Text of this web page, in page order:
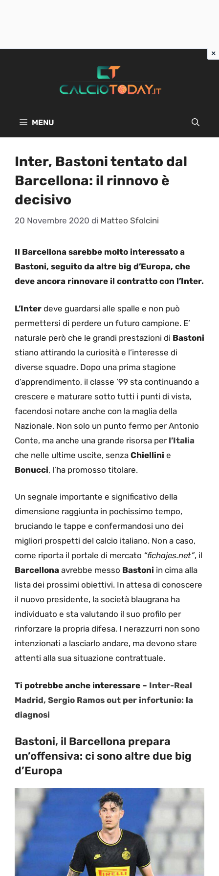
MENU
Inter, Bastoni tentato dal
Barcellona: il rinnovo è
decisivo
20 Novembre 2020 di Matteo Sfolcini
Il Barcellona sarebbe molto interessato a
Bastoni, seguito da altre big d’Europa, che
deve ancora rinnovare il contratto con l’Inter.
L’Inter deve guardarsi alle spalle e non può
permettersi di perdere un futuro campione. E’
naturale però che le grandi prestazioni di Bastoni
stiano attirando la curiosità e l’interesse di
diverse squadre. Dopo una prima stagione
d’apprendimento, il classe ’99 sta continuando a
crescere e maturare sotto tutti i punti di vista,
facendosi notare anche con la maglia della
Nazionale. Non solo un punto fermo per Antonio
Conte, ma anche una grande risorsa per l’Italia
che nelle ultime uscite, senza Chiellini e
Bonucci, l’ha promosso titolare.
Un segnale importante e significativo della
dimensione raggiunta in pochissimo tempo,
bruciando le tappe e confermandosi uno dei
migliori prospetti del calcio italiano. Non a caso,
come riporta il portale di mercato “fichajes.net”, il
Barcellona avrebbe messo Bastoni in cima alla
lista dei prossimi obiettivi. In attesa di conoscere
il nuovo presidente, la società blaugrana ha
individuato e sta valutando il suo profilo per
rinforzare la propria difesa. I nerazzurri non sono
intenzionati a lasciarlo andare, ma devono stare
attenti alla sua situazione contrattuale.
Ti potrebbe anche interessare – Inter-Real
Madrid, Sergio Ramos out per infortunio: la
diagnosi
Bastoni, il Barcellona prepara
un’offensiva: ci sono altre due big
d’Europa